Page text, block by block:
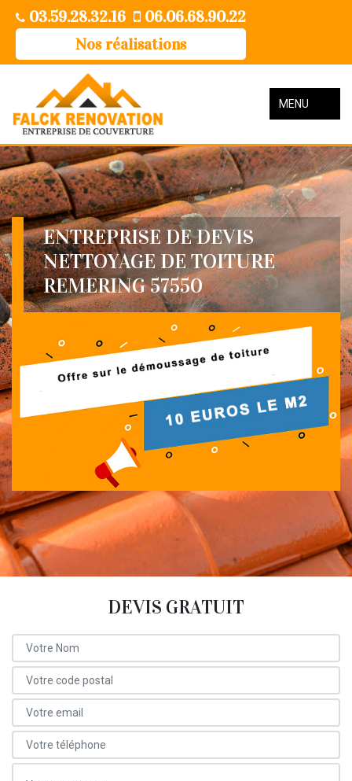
03.59.28.32.16
06.06.68.90.22
Nos réalisations
MENU
ENTREPRISE DE DEVIS
NETTOYAGE DE TOITURE
REMERING 57550
DEVIS GRATUIT